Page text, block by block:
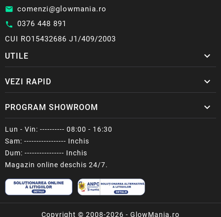
email comenzi@glowmania.ro
call 0376 448 891
CUI RO15432686 J1/409/2003
UTILE 
VEZI RAPID 
PROGRAM SHOWROOM 
Lun - Vin: ---------- 08:00 - 16:30
Sam: ----------------- Inchis
Dum: ---------------- Inchis
Magazin online deschis 24/7.
Copyright © 2008-2026 - GlowMania.ro